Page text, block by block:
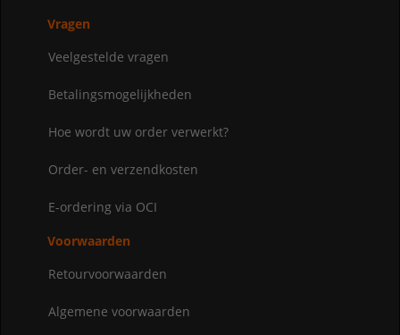
Vragen
Veelgestelde vragen
Betalingsmogelijkheden
Hoe wordt uw order verwerkt?
Order- en verzendkosten
E-ordering via OCI
Voorwaarden
Retourvoorwaarden
Algemene voorwaarden